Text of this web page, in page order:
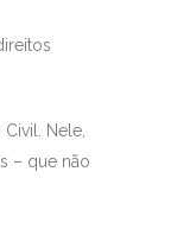
Nele,
– que não